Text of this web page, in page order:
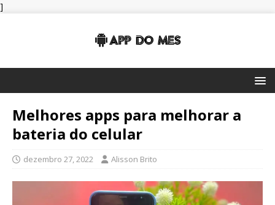
]
Melhores apps para melhorar a
bateria do celular
dezembro 27, 2022 Alisson Brito